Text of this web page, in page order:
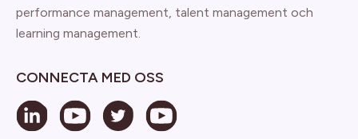
performance management, talent management och
learning management.
CONNECTA MED OSS